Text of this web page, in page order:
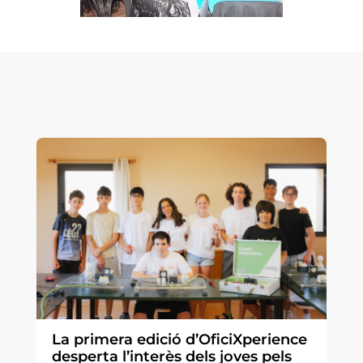
La primera edició d’OficiXperience
desperta l’interès dels joves pels